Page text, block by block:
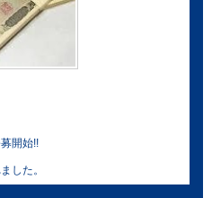
開始!!
した。